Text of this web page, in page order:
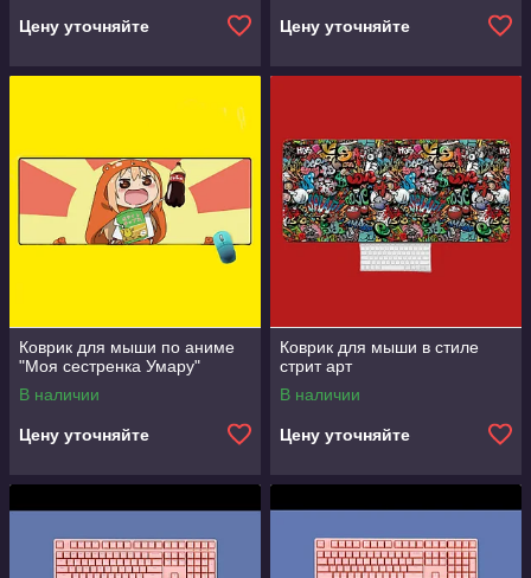
Цену уточняйте Цену уточняйте
Коврик для мыши по аниме
"Моя сестренка Умару"
В наличии
Цену уточняйте
Коврик для мыши в стиле
стрит арт
В наличии
Цену уточняйте